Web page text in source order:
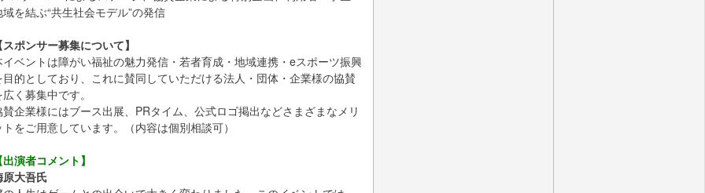
域を結ぶ“共生社会モデル”の発信
スポンサー募集について】
イベントは障がい福祉の魅力発信・若者育成・地域連携・eスポーツ振興
目的としており、これに賛同していただける法人・団体・企業様の協賛
く募集中です。
賛企業様にはブース出展、PRタイム、公式ロゴ掲出などさまざまなメリ
トをご用意しています。（内容は個別相談可）
演者コメント】
原大吾氏